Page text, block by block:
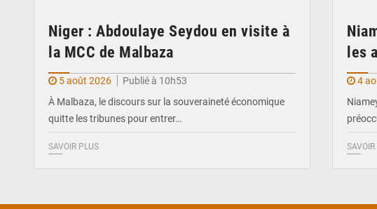
Niger : Abdoulaye Seydou en visite à
la MCC de Malbaza
5 août 2026
Publié à 10h53
À Malbaza, le discours sur la souveraineté économique
quitte les tribunes pour entrer…
SAVOIR PLUS
les
4